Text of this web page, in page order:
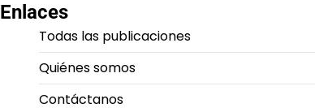
Enlaces
Todas las publicaciones
Quiénes somos
Contáctanos